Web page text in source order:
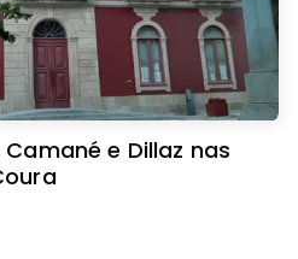
e Dillaz nas